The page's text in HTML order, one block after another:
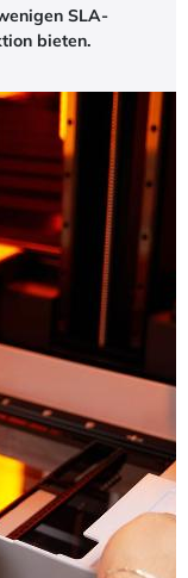
SLA-
bieten.